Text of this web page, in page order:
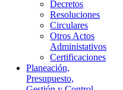
Decretos
Resoluciones
Circulares
Otros Actos
Administativos
Certificaciones
Planeación,
Presupuesto,